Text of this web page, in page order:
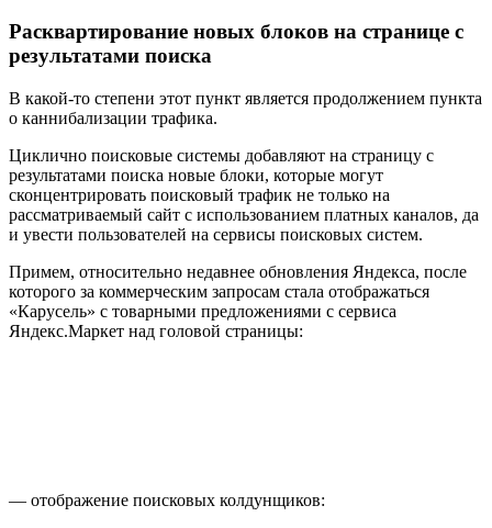
Расквартирование новых блоков на странице с
результатами поиска
В какой-то степени этот пункт является продолжением пункта
о каннибализации трафика.
Циклично поисковые системы добавляют на страницу с
результатами поиска новые блоки, которые могут
сконцентрировать поисковый трафик не только на
рассматриваемый сайт с использованием платных каналов, да
и увести пользователей на сервисы поисковых систем.
Примем, относительно недавнее обновления Яндекса, после
которого за коммерческим запросам стала отображаться
«Карусель» с товарными предложениями с сервиса
Яндекс.Маркет над головой страницы:
— отображение поисковых колдунщиков: